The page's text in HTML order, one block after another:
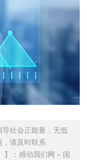
导社会正能量，无低
请及时联系
： 感动我们网 » 国